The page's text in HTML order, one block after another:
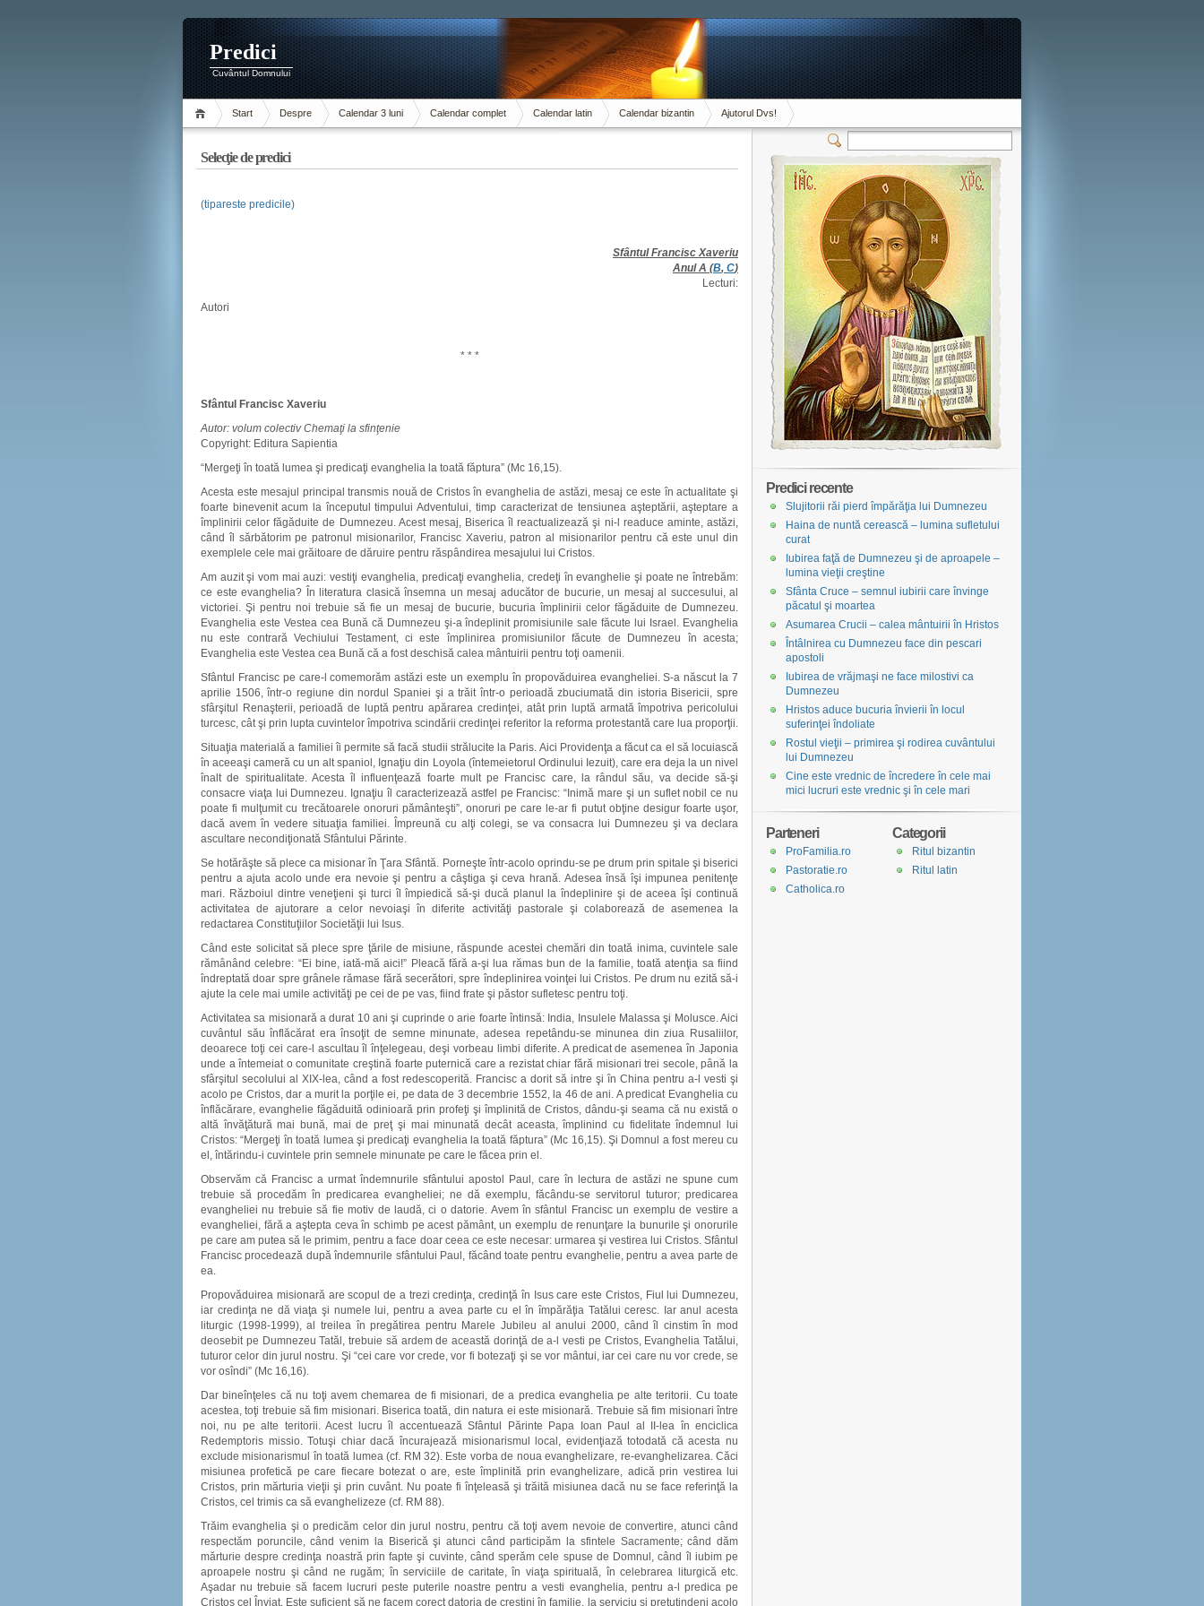
Predici
Cuvântul Domnului
Start Despre Calendar 3 luni Calendar complet Calendar latin Calendar bizantin Ajutorul Dvs!
Selecţie de predici
(tipareste predicile)
Sfântul Francisc Xaveriu
Anul A (B, C)
Lecturi:
Autori
* * *
Sfântul Francisc Xaveriu
Autor: volum colectiv Chemaţi la sfinţenie
Copyright: Editura Sapientia
“Mergeţi în toată lumea şi predicaţi evanghelia la toată făptura” (Mc 16,15).
Acesta este mesajul principal transmis nouă de Cristos în evanghelia de astăzi, mesaj ce este în actualitate şi
foarte binevenit acum la începutul timpului Adventului, timp caracterizat de tensiunea aşteptării, aşteptare a
împlinirii celor făgăduite de Dumnezeu. Acest mesaj, Biserica îl reactualizează şi ni-l readuce aminte, astăzi,
când îl sărbătorim pe patronul misionarilor, Francisc Xaveriu, patron al misionarilor pentru că este unul din
exemplele cele mai grăitoare de dăruire pentru răspândirea mesajului lui Cristos.
Am auzit şi vom mai auzi: vestiţi evanghelia, predicaţi evanghelia, credeţi în evanghelie şi poate ne întrebăm:
ce este evanghelia? În literatura clasică însemna un mesaj aducător de bucurie, un mesaj al succesului, al
victoriei. Şi pentru noi trebuie să fie un mesaj de bucurie, bucuria împlinirii celor făgăduite de Dumnezeu.
Evanghelia este Vestea cea Bună că Dumnezeu şi-a îndeplinit promisiunile sale făcute lui Israel. Evanghelia
nu este contrară Vechiului Testament, ci este împlinirea promisiunilor făcute de Dumnezeu în acesta;
Evanghelia este Vestea cea Bună că a fost deschisă calea mântuirii pentru toţi oamenii.
Sfântul Francisc pe care-l comemorăm astăzi este un exemplu în propovăduirea evangheliei. S-a născut la 7
aprilie 1506, într-o regiune din nordul Spaniei şi a trăit într-o perioadă zbuciumată din istoria Bisericii, spre
sfârşitul Renaşterii, perioadă de luptă pentru apărarea credinţei, atât prin luptă armată împotriva pericolului
turcesc, cât şi prin lupta cuvintelor împotriva scindării credinţei referitor la reforma protestantă care lua proporţii.
Situaţia materială a familiei îi permite să facă studii strălucite la Paris. Aici Providenţa a făcut ca el să locuiască
în aceeaşi cameră cu un alt spaniol, Ignaţiu din Loyola (întemeietorul Ordinului Iezuit), care era deja la un nivel
înalt de spiritualitate. Acesta îl influenţează foarte mult pe Francisc care, la rândul său, va decide să-şi
consacre viaţa lui Dumnezeu. Ignaţiu îl caracterizează astfel pe Francisc: “Inimă mare şi un suflet nobil ce nu
poate fi mulţumit cu trecătoarele onoruri pământeşti”, onoruri pe care le-ar fi putut obţine desigur foarte uşor,
dacă avem în vedere situaţia familiei. Împreună cu alţi colegi, se va consacra lui Dumnezeu şi va declara
ascultare necondiţionată Sfântului Părinte.
Se hotărăşte să plece ca misionar în Ţara Sfântă. Porneşte într-acolo oprindu-se pe drum prin spitale şi biserici
pentru a ajuta acolo unde era nevoie şi pentru a câştiga şi ceva hrană. Adesea însă îşi impunea penitenţe
mari. Războiul dintre veneţieni şi turci îl împiedică să-şi ducă planul la îndeplinire şi de aceea îşi continuă
activitatea de ajutorare a celor nevoiaşi în diferite activităţi pastorale şi colaborează de asemenea la
redactarea Constituţiilor Societăţii lui Isus.
Când este solicitat să plece spre ţările de misiune, răspunde acestei chemări din toată inima, cuvintele sale
rămânând celebre: “Ei bine, iată-mă aici!” Pleacă fără a-şi lua rămas bun de la familie, toată atenţia sa fiind
îndreptată doar spre grânele rămase fără secerători, spre îndeplinirea voinţei lui Cristos. Pe drum nu ezită să-i
ajute la cele mai umile activităţi pe cei de pe vas, fiind frate şi păstor sufletesc pentru toţi.
Activitatea sa misionară a durat 10 ani şi cuprinde o arie foarte întinsă: India, Insulele Malassa şi Molusce. Aici
cuvântul său înflăcărat era însoţit de semne minunate, adesea repetându-se minunea din ziua Rusaliilor,
deoarece toţi cei care-l ascultau îl înţelegeau, deşi vorbeau limbi diferite. A predicat de asemenea în Japonia
unde a întemeiat o comunitate creştină foarte puternică care a rezistat chiar fără misionari trei secole, până la
sfârşitul secolului al XIX-lea, când a fost redescoperită. Francisc a dorit să intre şi în China pentru a-l vesti şi
acolo pe Cristos, dar a murit la porţile ei, pe data de 3 decembrie 1552, la 46 de ani. A predicat Evanghelia cu
înflăcărare, evanghelie făgăduită odinioară prin profeţi şi împlinită de Cristos, dându-şi seama că nu există o
altă învăţătură mai bună, mai de preţ şi mai minunată decât aceasta, împlinind cu fidelitate îndemnul lui
Cristos: “Mergeţi în toată lumea şi predicaţi evanghelia la toată făptura” (Mc 16,15). Şi Domnul a fost mereu cu
el, întărindu-i cuvintele prin semnele minunate pe care le făcea prin el.
Observăm că Francisc a urmat îndemnurile sfântului apostol Paul, care în lectura de astăzi ne spune cum
trebuie să procedăm în predicarea evangheliei; ne dă exemplu, făcându-se servitorul tuturor; predicarea
evangheliei nu trebuie să fie motiv de laudă, ci o datorie. Avem în sfântul Francisc un exemplu de vestire a
evangheliei, fără a aştepta ceva în schimb pe acest pământ, un exemplu de renunţare la bunurile şi onorurile
pe care am putea să le primim, pentru a face doar ceea ce este necesar: urmarea şi vestirea lui Cristos. Sfântul
Francisc procedează după îndemnurile sfântului Paul, făcând toate pentru evanghelie, pentru a avea parte de
ea.
Propovăduirea misionară are scopul de a trezi credinţa, credinţă în Isus care este Cristos, Fiul lui Dumnezeu,
iar credinţa ne dă viaţa şi numele lui, pentru a avea parte cu el în împărăţia Tatălui ceresc. Iar anul acesta
liturgic (1998-1999), al treilea în pregătirea pentru Marele Jubileu al anului 2000, când îl cinstim în mod
deosebit pe Dumnezeu Tatăl, trebuie să ardem de această dorinţă de a-l vesti pe Cristos, Evanghelia Tatălui,
tuturor celor din jurul nostru. Şi “cei care vor crede, vor fi botezaţi şi se vor mântui, iar cei care nu vor crede, se
vor osîndi” (Mc 16,16).
Dar bineînţeles că nu toţi avem chemarea de fi misionari, de a predica evanghelia pe alte teritorii. Cu toate
acestea, toţi trebuie să fim misionari. Biserica toată, din natura ei este misionară. Trebuie să fim misionari între
noi, nu pe alte teritorii. Acest lucru îl accentuează Sfântul Părinte Papa Ioan Paul al II-lea în enciclica
Redemptoris missio. Totuşi chiar dacă încurajează misionarismul local, evidenţiază totodată că acesta nu
exclude misionarismul în toată lumea (cf. RM 32). Este vorba de noua evanghelizare, re-evanghelizarea. Căci
misiunea profetică pe care fiecare botezat o are, este împlinită prin evanghelizare, adică prin vestirea lui
Cristos, prin mărturia vieţii şi prin cuvânt. Nu poate fi înţeleasă şi trăită misiunea dacă nu se face referinţă la
Cristos, cel trimis ca să evanghelizeze (cf. RM 88).
Trăim evanghelia şi o predicăm celor din jurul nostru, pentru că toţi avem nevoie de convertire, atunci când
respectăm poruncile, când venim la Biserică şi atunci când participăm la sfintele Sacramente; când dăm
mărturie despre credinţa noastră prin fapte şi cuvinte, când sperăm cele spuse de Domnul, când îl iubim pe
aproapele nostru şi când ne rugăm; în serviciile de caritate, în viaţa spirituală, în celebrarea liturgică etc.
Aşadar nu trebuie să facem lucruri peste puterile noastre pentru a vesti evanghelia, pentru a-l predica pe
Cristos cel Înviat. Este suficient să ne facem corect datoria de creştini în familie, la serviciu şi pretutindeni acolo
Predici recente
Slujitorii răi pierd împărăţia lui Dumnezeu
Haina de nuntă cerească – lumina sufletului
curat
Iubirea faţă de Dumnezeu şi de aproapele –
lumina vieţii creştine
Sfânta Cruce – semnul iubirii care învinge
păcatul şi moartea
Asumarea Crucii – calea mântuirii în Hristos
Întâlnirea cu Dumnezeu face din pescari
apostoli
Iubirea de vrăjmaşi ne face milostivi ca
Dumnezeu
Hristos aduce bucuria învierii în locul
suferinţei îndoliate
Rostul vieţii – primirea şi rodirea cuvântului
lui Dumnezeu
Cine este vrednic de încredere în cele mai
mici lucruri este vrednic şi în cele mari
Categorii
Ritul bizantin
Ritul latin
Parteneri
ProFamilia.ro
Pastoratie.ro
Catholica.ro